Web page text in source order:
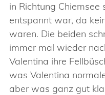
in Richtung
entspannt war, da
waren. Die beiden
immer mal wieder
Valentina ihre
was Valentina
aber was ganz gut